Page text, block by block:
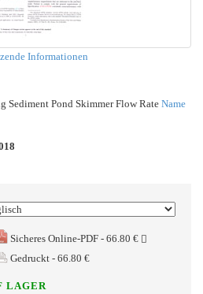
Informationen
Sediment Pond Skimmer Flow Rate Name
Sicheres Online-PDF - 66.80 €
Gedruckt - 66.80 €
LAGER